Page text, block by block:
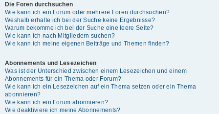
Die Foren durchsuchen
Wie kann ich ein Forum oder mehrere Foren durchsuchen?
Weshalb erhalte ich bei der Suche keine Ergebnisse?
Warum bekomme ich bei der Suche eine leere Seite?
Wie kann ich nach Mitgliedern suchen?
Wie kann ich meine eigenen Beiträge und Themen finden?
Abonnements und Lesezeichen
Was ist der Unterschied zwischen einem Lesezeichen und einem
Abonnements für ein Thema oder Forum?
Wie kann ich ein Lesezeichen auf ein Thema setzen oder ein Thema
abonnieren?
Wie kann ich ein Forum abonnieren?
Wie deaktiviere ich meine Abonnements?